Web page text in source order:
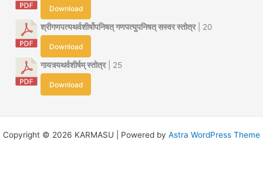
Download
श्रीगणपत्यथर्वशीर्षोपनिषत् गणपत्युपनिषत् सस्वर स्तोत्र| 20
Download
गायत्र्यथर्वशीर्षम् स्तोत्र| 25
Download
Copyright © 2026 KARMASU | Powered by Astra WordPress Theme